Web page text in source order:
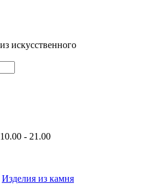
искусственного
- 21.00
Изделия из камня